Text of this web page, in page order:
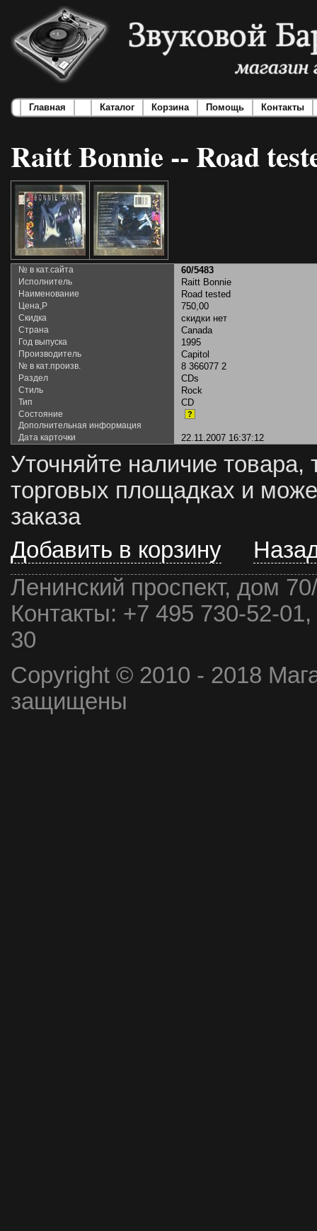
Главная Каталог Корзина Помощь Контакты
Raitt Bonnie -- Road
№ в кат.сайта 60/5483
Исполнитель Raitt Bonnie
Наименование Road tested
Цена,Р 750,00
Скидка скидки нет
Страна Canada
Год выпуска 1995
Производитель Capitol
№ в кат.произв. 8 366077 2
Раздел CDs
Стиль Rock
Тип CD
Состояние ?
Дополнительная информация
Дата карточки
22.11.2007 16:37:12
Уточняйте наличие товара,
торговых площадках и
заказа
Добавить в корзину
Ленинский проспект, дом
Контакты: +7 495 730-52-
30
Copyright © 2010 - 2018
защищены